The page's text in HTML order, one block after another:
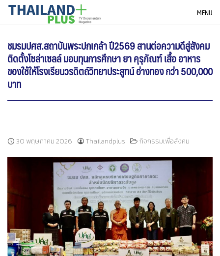
SkipTHAILANDPLUS NEWS MENU
ชมรมปศส.สถาบันพระปกเกล้า ปี2569 สานต่อความดีสู่สังคม
ติดตั้งโซล่าเซลล์ มอบทุนการศึกษา ยา คุรุภัณฑ์ เสื้อ อาหาร
ของใช้ให้โรงเรียนวรดิตถ์วิทยาประสูทน์ อ่างทอง กว่า 500,000
บาท
30 พฤษภาคม 2026 Thailandplus กิจกรรมเพื่อสังคม